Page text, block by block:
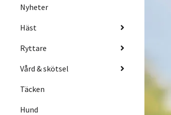
Nyheter
Häst
Ryttare
Vård & skötsel
Täcken
Hund